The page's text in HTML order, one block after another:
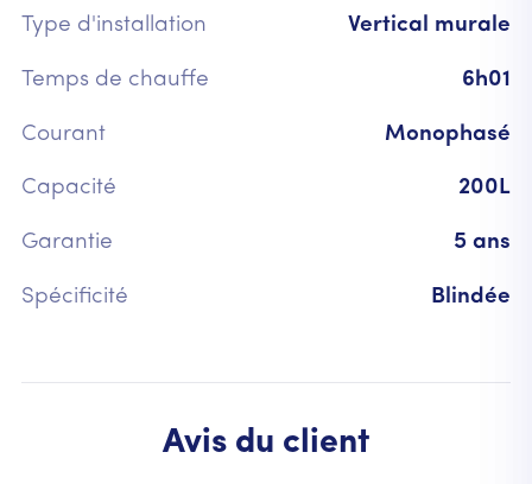
Type d'installation Vertical murale
Temps de chauffe 6h01
Courant Monophasé
Capacité 200L
Garantie 5 ans
Spécificité Blindée
Avis du client